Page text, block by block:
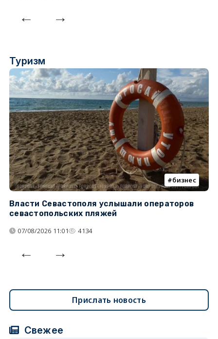
Туризм
бизнес
Власти Севастополя услышали операторов
севастопольских пляжей
07/08/2026 11:01 4134
Прислать новость
Свежее